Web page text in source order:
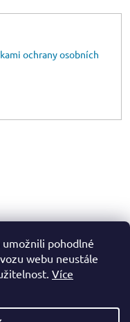
umožnili pohodlné
webu neustále
Více
ochrany osobních